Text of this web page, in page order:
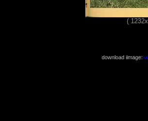
(
download iimage: